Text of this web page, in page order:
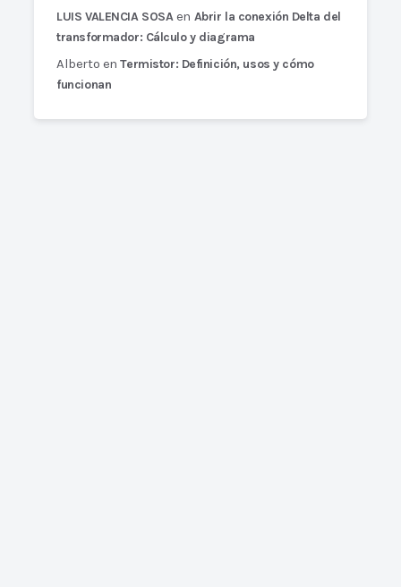
LUIS VALENCIA SOSAen Abrir la conexión Delta del
transformador: Cálculo y diagrama
Alberto enTermistor: Definición, usos y cómo
funcionan